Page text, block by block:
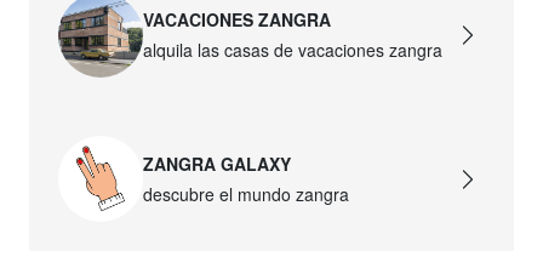
VACACIONES ZANGRA
alquila las casas de vacaciones zangra
ZANGRA GALAXY
descubre el mundo zangra